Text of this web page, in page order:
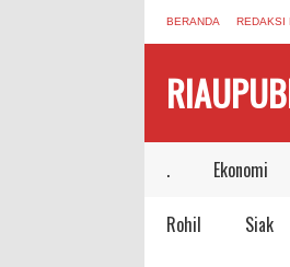
BERANDA REDAKSI
. Ekonomi
Rohil Siak